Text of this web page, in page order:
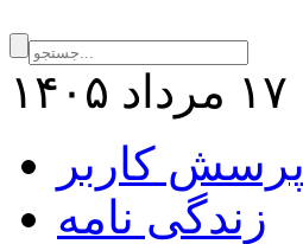
پرسش کاربر
زندگی نامه